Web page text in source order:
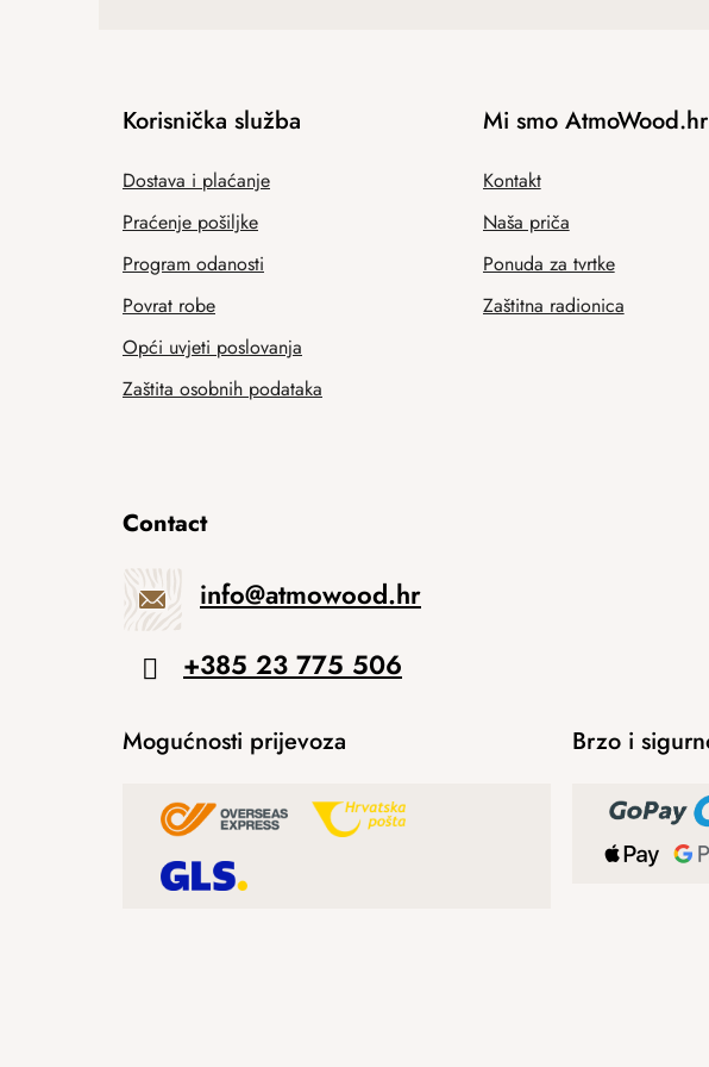
Korisnička služba
Dostava i plaćanje
Praćenje pošiljke
Program odanosti
Povrat robe
Opći uvjeti poslovanja
Zaštita osobnih podataka
Mi smo AtmoWood.hr
Kontakt
Naša priča
Ponuda za tvrtke
Zaštitna radionica
Contact
info@atmowood.hr
+385 23 775 506
Mogućnosti prijevoza Brzo i